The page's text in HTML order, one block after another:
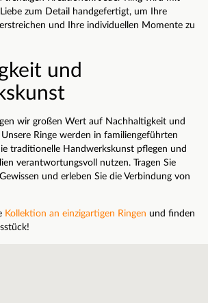
zum Detail handgefertigt, um Ihre
und Ihre individuellen Momente zu
und
wir großen Wert auf Nachhaltigkeit und
Ringe werden in familiengeführten
traditionelle Handwerkskunst pflegen und
verantwortungsvoll nutzen. Tragen Sie
und erleben Sie die Verbindung von
Kollektion an einzigartigen Ringen und finden